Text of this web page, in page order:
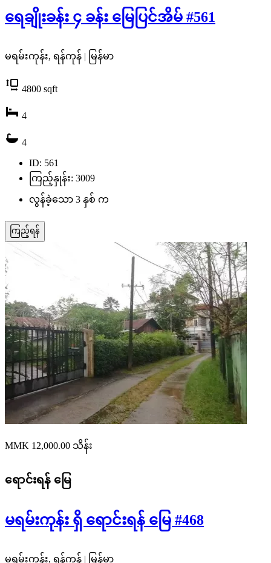
ရေချိုးခန်း ၄ ခန်း မြေပြင်အိမ် #561
မရမ်းကုန်း, ရန်ကုန် | မြန်မာ
4800 sqft
4
4
ID: 561
ကြည့်နှုန်း: 3009
လွန်ခဲ့သော 3 နှစ် က
ကြည့်ရန်
MMK 12,000.00 သိန်း
ရောင်းရန် မြေ
မရမ်းကုန်း ရှိ ရောင်းရန် မြေ #468
မရမ်းကုန်း, ရန်ကုန် | မြန်မာ